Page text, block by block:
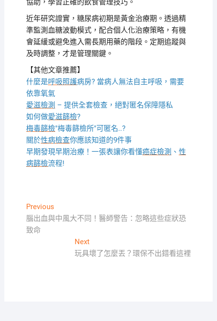
協助，學習正確的飲食管理技巧。
近年研究證實，糖尿病初期是黃金治療期。透過精
準監測血糖波動模式，配合個人化治療策略，有機
會延緩或避免進入需長期用藥的階段。定期追蹤與
及時調整，才是管理關鍵。
【其他文章推薦】
什麼是呼吸照護病房? 當病人無法自主呼吸，需要
依靠氧氣
愛滋檢測 – 提供全套檢查，絕對匿名保障隱私
如何做愛滋篩檢?
梅毒篩檢"梅毒篩檢所"可匿名..?
關於性病檢查你應該知道的9件事
早期發現早期治療！一張表讓你看懂癌症檢測 、 性
病篩檢流程!
文
章
PreviousPrevious
post:
腦出血與中風大不同！醫師警告：忽略這些症狀恐
致命
NextNext
post:
玩具壞了怎麼丟？環保不出錯看這裡